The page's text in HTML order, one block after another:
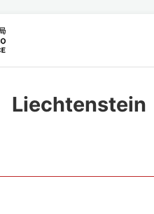
Liechtenstein